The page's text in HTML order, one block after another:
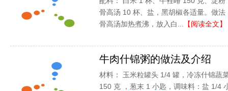
骨高汤 10 杯、盐，黑胡椒各适量。做
骨高汤加热煮沸，放入白...
【阅读全文】
牛肉什锦粥的做法及介绍
材料： 玉米粒罐头 1/4 罐，冷冻什锦蔬
150 克 ，葱末 1 小匙，调味料：盐 1/4